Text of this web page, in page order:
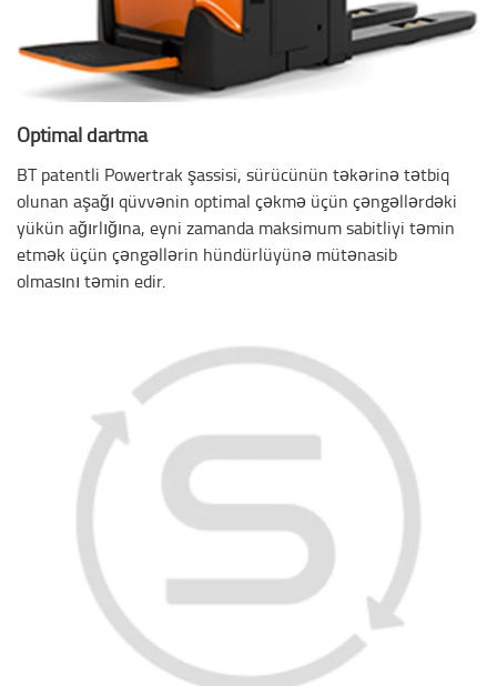
Optimal dartma
BT patentli Powertrak şassisi, sürücünün təkərinə tətbiq
olunan aşağı qüvvənin optimal çəkmə üçün çəngəllərdəki
yükün ağırlığına, eyni zamanda maksimum sabitliyi təmin
etmək üçün çəngəllərin hündürlüyünə mütənasib
olmasını təmin edir.